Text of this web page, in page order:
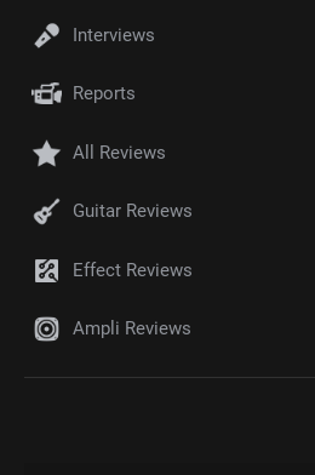
Interviews
Reports
All Reviews
Guitar Reviews
Effect Reviews
Ampli Reviews